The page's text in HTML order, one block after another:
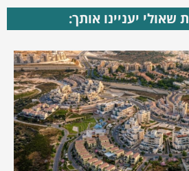
שאולי יעניינו אותך: